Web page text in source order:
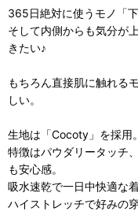
365日絶対に使うモノ「
そして内側からも気分が
きたい♪
もちろん直接肌に触れる
しい。
生地は「Cocoty」を採用。
特徴はパウダリータッチ
も安心感。
吸水速乾で一日中快適な着
ハイストレッチで好みの